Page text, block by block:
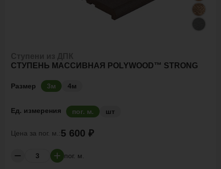
СТУПЕНЬ МАССИВНАЯ POLYWOOD™ STRONG
Размер 3м 4м
Ед. измерения пог. м. шт
Цена за пог. м.:5 600 ₽
пог. м.